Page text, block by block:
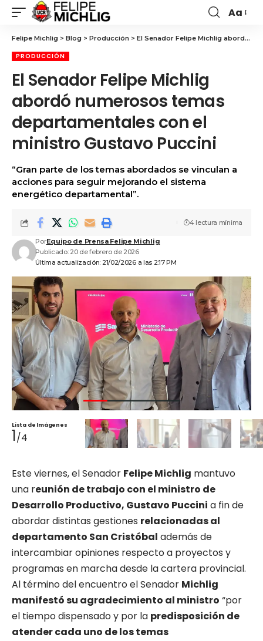
Aa
Felipe Michlig > Blog > Producción > El Senador Felipe Michlig abordó numerosos temas departamentales con el ministro Gustavo Puccini
PRODUCCIÓN
El Senador Felipe Michlig
abordó numerosos temas
departamentales con el
ministro Gustavo Puccini
“Gran parte de los temas abordados se vinculan a
acciones para seguir mejorando el sistema
energético departamental”.
Última actualización: 21/02/2026 a las 2:17 PM
PorEquipo de Prensa Felipe Michlig
Publicado: 20 de febrero de 2026
4 lectura mínima
Lista de Imágenes
1/4
Este viernes, el Senador Felipe Michlig mantuvo
una reunión de trabajo con el ministro de
Desarrollo Productivo, Gustavo Puccini a fin de
abordar distintas gestiones relacionadas al
departamento San Cristóbal además de
intercambiar opiniones respecto a proyectos y
programas en marcha desde la cartera provincial.
Al término del encuentro el Senador Michlig
manifestó su agradecimiento al ministro “por
el tiempo dispensado y por la predisposición de
atender cada uno de los temas